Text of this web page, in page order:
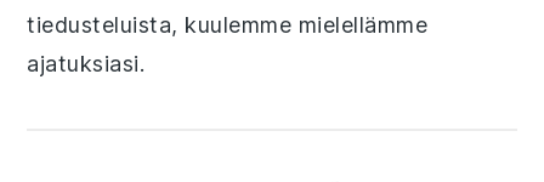
tiedusteluista, kuulemme mielellämme
ajatuksiasi.